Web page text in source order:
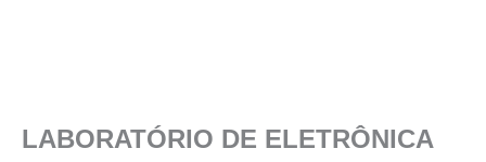
LABORATÓRIO DE ELETRÔNICA